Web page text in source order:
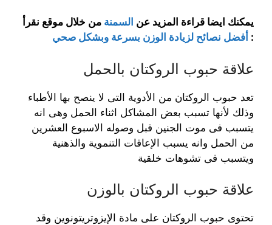
يمكنك ايضا قراءة المزيد عن السمنة من خلال موقع نقرأ
: أفضل نصائح لزيادة الوزن بسرعة وبشكل صحي
علاقة حبوب الروكتان بالحمل
تعد حبوب الروكتان من الأدوية التى لا ينصح بها الأطباء
وذلك لأنها تسبب بعض المشاكل اثناء الحمل وهى انه
يتسبب فى موت الجنين قبل وصوله الاسبوع العشرين
من الحمل وانه يسبب الإعاقات التنموية والذهنية
ويتسبب فى تشوهات خلقية
علاقة حبوب الروكتان بالوزن
تحتوى حبوب الروكتان على مادة الإيزوتريتونوين وقد